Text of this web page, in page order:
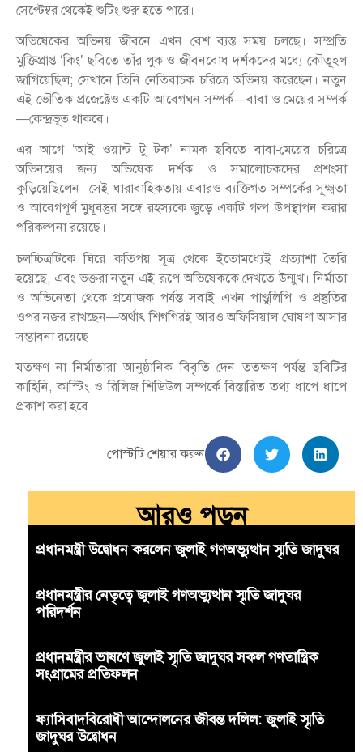
সেপ্টেম্বর থেকেই শুটিং শুরু হতে পারে।
অভিষেকের অভিনয় জীবনে এখন বেশ ব্যস্ত সময় চলছে। সম্প্রতি
মুক্তিপ্রাপ্ত ‘কিং’ ছবিতে তাঁর লুক ও জীবনবোধ দর্শকদের মধ্যে কৌতূহল
জাগিয়েছিল; সেখানে তিনি নেতিবাচক চরিত্রে অভিনয় করেছেন। নতুন
এই ভৌতিক প্রজেক্টেও একটি আবেগঘন সম্পর্ক—বাবা ও মেয়ের সম্পর্ক
—কেন্দ্রভূত থাকবে।
এর আগে ‘আই ওয়ান্ট টু টক’ নামক ছবিতে বাবা-মেয়ের চরিত্রে
অভিনয়ের জন্য অভিষেক দর্শক ও সমালোচকদের প্রশংসা
কুড়িয়েছিলেন। সেই ধারাবাহিকতায় এবারও ব্যক্তিগত সম্পর্কের সূক্ষ্মতা
ও আবেগপূর্ণ মুধূবস্তুর সঙ্গে রহস্যকে জুড়ে একটি গল্প উপস্থাপন করার
পরিকল্পনা রয়েছে।
চলচ্চিত্রটিকে ঘিরে কতিপয় সূত্র থেকে ইতোমধ্যেই প্রত্যাশা তৈরি
হয়েছে, এবং ভক্তরা নতুন এই রূপে অভিষেককে দেখতে উন্মুখ। নির্মাতা
ও অভিনেতা থেকে প্রযোজক পর্যন্ত সবাই এখন পাণ্ডুলিপি ও প্রস্তুতির
ওপর নজর রাখছেন—অর্থাৎ শিগগিরই আরও অফিসিয়াল ঘোষণা আসার
সম্ভাবনা রয়েছে।
যতক্ষণ না নির্মাতারা আনুষ্ঠানিক বিবৃতি দেন ততক্ষণ পর্যন্ত ছবিটির
কাহিনি, কাস্টিং ও রিলিজ শিডিউল সম্পর্কে বিস্তারিত তথ্য ধাপে ধাপে
প্রকাশ করা হবে।
পোস্টটি শেয়ার করুন
আরও পড়ুন
প্রধানমন্ত্রী উদ্বোধন করলেন জুলাই গণঅভ্যুত্থান স্মৃতি জাদুঘর
প্রধানমন্ত্রীর নেতৃত্বে জুলাই গণঅভ্যুত্থান স্মৃতি জাদুঘর
পরিদর্শন
প্রধানমন্ত্রীর ভাষণে জুলাই স্মৃতি জাদুঘর সকল গণতান্ত্রিক
সংগ্রামের প্রতিফলন
ফ্যাসিবাদবিরোধী আন্দোলনের জীবন্ত দলিল: জুলাই স্মৃতি
জাদুঘর উদ্বোধন